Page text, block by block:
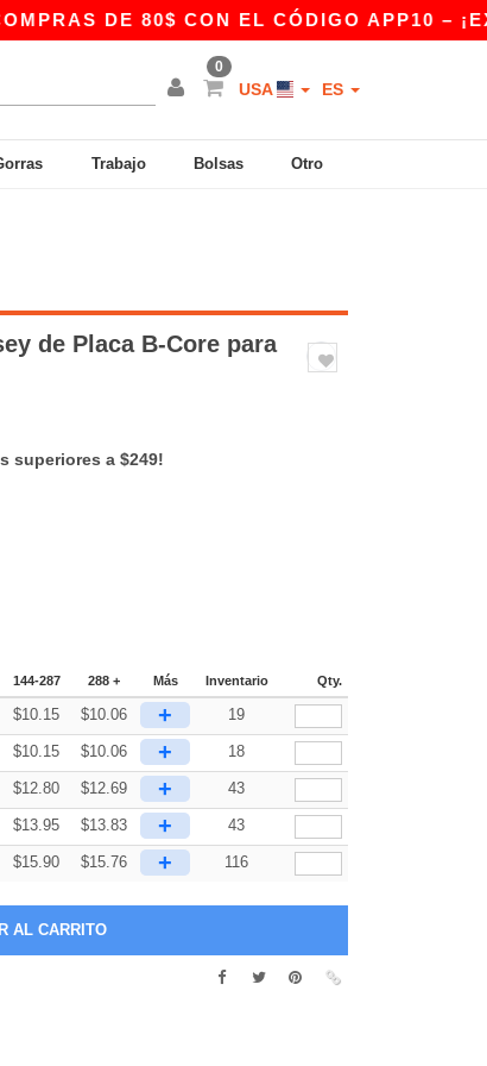
DE 80$ CON EL CÓDIGO APP10 –
0
USA ES
Trabajo Bolsas Otro
de Placa B-Core para
superiores a $249!
144-287 288 + Más Inventario Qty.
$10.15 $10.06 + 19
$10.15 $10.06 + 18
$12.80 $12.69 + 43
$13.95 $13.83 + 43
$15.90 $15.76 + 116